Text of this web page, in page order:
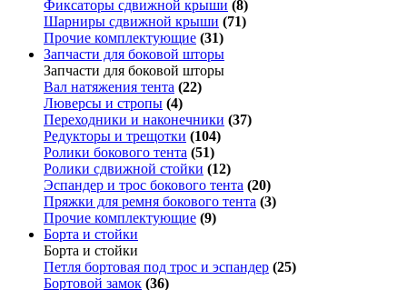
Фиксаторы сдвижной крыши (8)
Шарниры сдвижной крыши (71)
Прочие комплектующие (31)
Запчасти для боковой шторы
Запчасти для боковой шторы
Вал натяжения тента (22)
Люверсы и стропы (4)
Переходники и наконечники (37)
Редукторы и трещотки (104)
Ролики бокового тента (51)
Ролики сдвижной стойки (12)
Эспандер и трос бокового тента (20)
Пряжки для ремня бокового тента (3)
Прочие комплектующие (9)
Борта и стойки
Борта и стойки
Петля бортовая под трос и эспандер (25)
Бортовой замок (36)